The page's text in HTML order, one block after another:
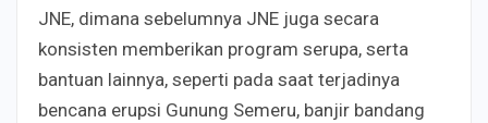
JNE, dimana sebelumnya JNE juga secara
konsisten memberikan program serupa, serta
bantuan lainnya, seperti pada saat terjadinya
bencana erupsi Gunung Semeru, banjir bandang